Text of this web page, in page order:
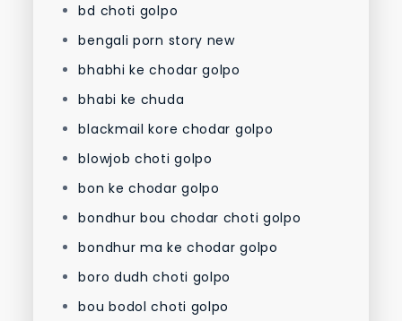
bd choti golpo
bengali porn story new
bhabhi ke chodar golpo
bhabi ke chuda
blackmail kore chodar golpo
blowjob choti golpo
bon ke chodar golpo
bondhur bou chodar choti golpo
bondhur ma ke chodar golpo
boro dudh choti golpo
bou bodol choti golpo